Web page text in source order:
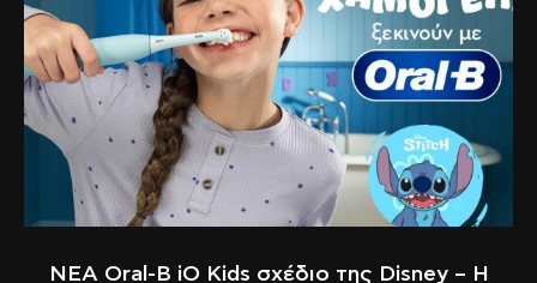
NEA Oral-B iO Kids σχέδιο της Disney – Η